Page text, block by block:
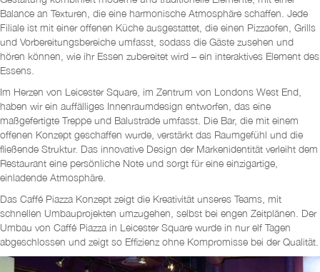
Balance an Texturen, die eine harmonische Atmosphäre schaffen. Jede
Filiale ist mit einer offenen Küche ausgestattet, die einen Pizzaofen, Grills
und Vorbereitungsbereiche umfasst, sodass die Gäste zusehen und
hören können, wie ihr Essen zubereitet wird – ein interaktives Element des
Essens.
Im Herzen von Leicester Square, im Zentrum von Londons West End,
haben wir ein auffälliges Innenraumdesign entworfen, das eine
maßgefertigte Treppe und Balustrade umfasst. Die Bar, die mit einem
offenen Konzept geschaffen wurde, verstärkt das Raumgefühl und die
fließende Struktur. Das innovative Design der Markenidentität verleiht dem
Restaurant eine persönliche Note und sorgt für eine einzigartige,
einladende Atmosphäre.
Das Caffé Piazza Konzept zeigt die Kreativität unseres Teams, mit
schnellen Umbauprojekten umzugehen, selbst bei engen Zeitplänen. Der
Umbau von Caffé Piazza in Leicester Square wurde in nur elf Tagen
abgeschlossen und zeigt so Effizienz ohne Kompromisse bei der Qualität.